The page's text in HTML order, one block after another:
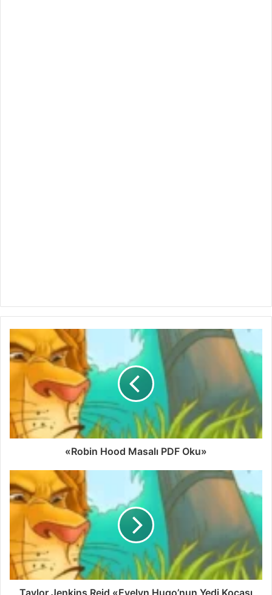
«Robin Hood Masalı PDF Oku»
Taylor Jenkins Reid «Evelyn Hugo’nun Yedi Kocası